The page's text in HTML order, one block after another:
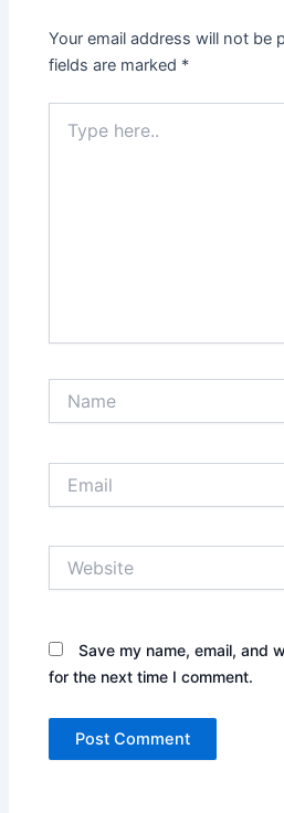
Your email address will not be
fields are marked *
here..
Save my name, email, and
for the next time I comment.